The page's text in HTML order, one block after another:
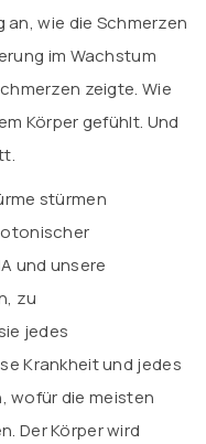
an, wie die Schmerzen
im Wachstum
zeigte. Wie
Körper gefühlt. Und
stürmen
und unsere
zu
jedes
Krankheit und jedes
wofür die meisten
Der Körper wird